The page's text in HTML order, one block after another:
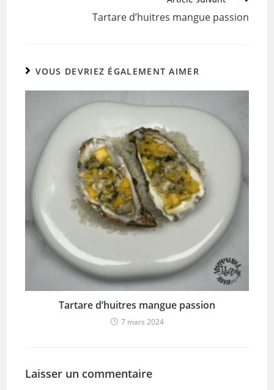
Tartare d’huitres mangue passion
VOUS DEVRIEZ ÉGALEMENT AIMER
Tartare d’huitres mangue passion
7 mars 2024
Laisser un commentaire